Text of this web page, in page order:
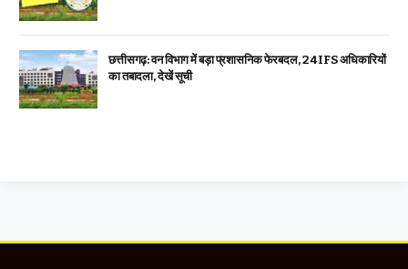
छत्तीसगढ़: वन विभाग में बड़ा प्रशासनिक फेरबदल, 24 IFS अधिकारियों
का तबादला, देखें सूची